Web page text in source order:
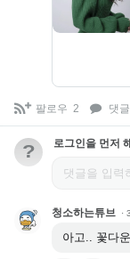
팔로우 2 댓
? 로그인을 먼저
청소하는튜브 ·
아고.. 꽃다